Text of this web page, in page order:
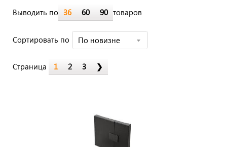
Выводить по 36 60 90 товаров
Cортировать по По новизне
Страница 1 2 3 ❯